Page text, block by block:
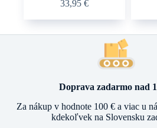
33,95€
Doprava zadarmo nad
Za nákup v hodnote 100 € a viac u
kdekoľvek na Slovensku